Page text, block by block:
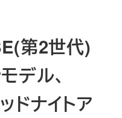
第2世代)
デル、
ドナイトア